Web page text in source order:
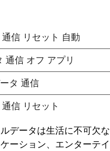
データは生活に不可欠
ーション、エンターテ